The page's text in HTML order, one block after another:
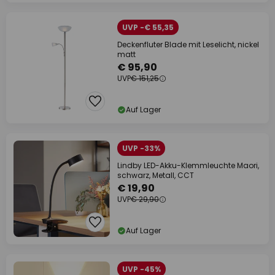
UVP -€ 55,35
Deckenfluter Blade mit Leselicht, nickel
matt
€ 95,90
UVP€ 151,25
Auf Lager
UVP -33%
Lindby LED-Akku-Klemmleuchte Maori,
schwarz, Metall, CCT
€ 19,90
UVP€ 29,90
Auf Lager
UVP -45%